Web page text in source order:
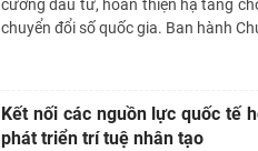
cường đầu tư, hoàn thiện hạ tầng
chuyển đổi số quốc gia. Ban hành
Kết nối các nguồn lực quốc tế
phát triển trí tuệ nhân tạo